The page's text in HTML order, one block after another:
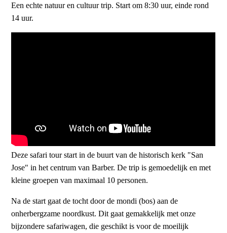
Een echte natuur en cultuur trip. Start om 8:30 uur, einde rond
14 uur.
Deze safari tour start in de buurt van de historisch kerk "San
Jose" in het centrum van Barber. De trip is gemoedelijk en met
kleine groepen van maximaal 10 personen.
Na de start gaat de tocht door de mondi (bos) aan de
onherbergzame noordkust. Dit gaat gemakkelijk met onze
bijzondere safariwagen, die geschikt is voor de moeilijk